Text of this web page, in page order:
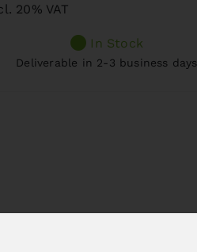
20% VAT
In Stock
Deliverable in 2-3 business days